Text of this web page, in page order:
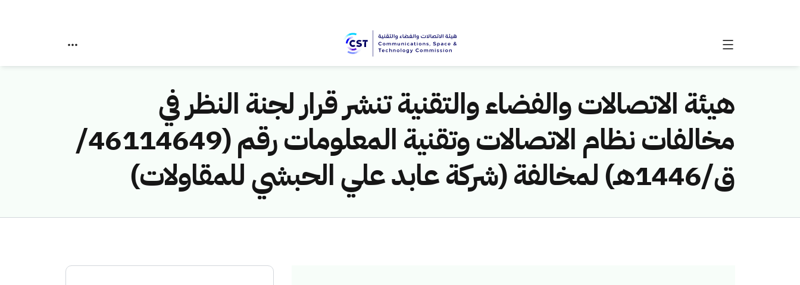
هيئة الاتصالات والفضاء والتقنية تنشر قرار لجنة النظر في
مخالفات نظام الاتصالات وتقنية المعلومات رقم (46114649/
ق/1446هـ) لمخالفة (شركة عابد علي الحبشي للمقاولات)